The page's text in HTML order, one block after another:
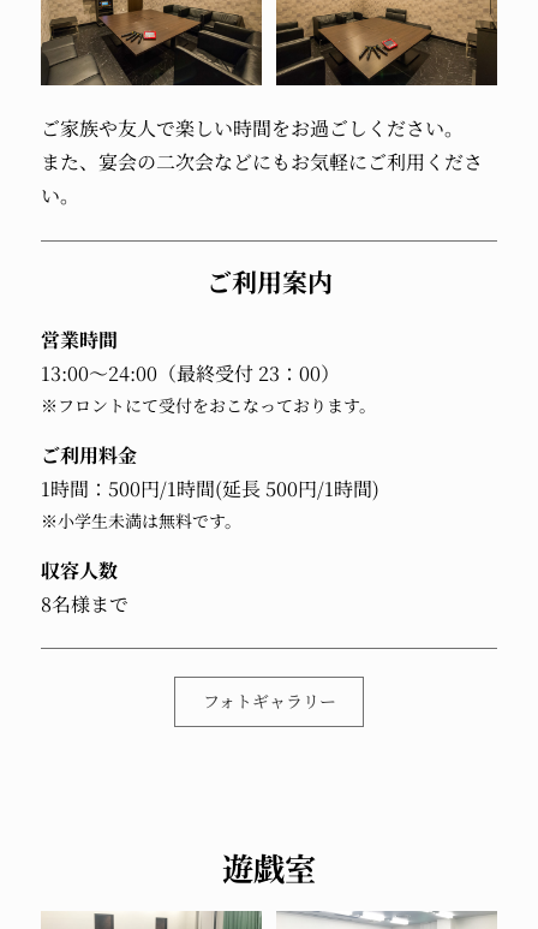
ご家族や友人で楽しい時間をお過ごしください。
また、宴会の二次会などにもお気軽にご利用くださ
い。
ご利用案内
営業時間
13:00～24:00（最終受付 23：00）
※フロントにて受付をおこなっております。
ご利用料金
1時間：500円/1時間(延長 500円/1時間)
※小学生未満は無料です。
収容人数
8名様まで
フォトギャラリー
遊戯室